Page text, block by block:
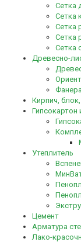
Сетка
Сетка
Сетка
Сетка
Сетка
Древесно-
Фанера
Кирпич,
Утеплитель
Цемент
Арматура
Лако-